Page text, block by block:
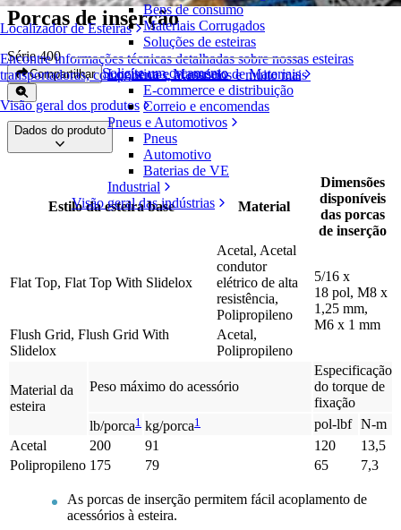
Localizador de Esteiras
Encontre informações técnicas detalhadas sobre nossas esteiras
transportadoras, componentes, acessórios e muito mais
Visão geral dos produtos
Bens de consumo
Materiais Corrugados
Soluções de esteiras
Logística e Manuseio de Materiais
E-commerce e distribuição
Correio e encomendas
Pneus e Automotivos
Pneus
Automotivo
Baterias de VE
Industrial
Visão geral das indústrias
Porcas de inserção
Série 400
Compartilhar Solicite um orçamento
Dados do produto
Estilo da esteira base Material
Dimensões
disponíveis
das porcas
de inserção
Flat Top, Flat Top With Slidelox
Acetal, Acetal
condutor
elétrico de alta
resistência,
Polipropileno
5/16 x
18 pol, M8 x
1,25 mm,
M6 x 1 mm
Flush Grid, Flush Grid With
Slidelox
Acetal,
Polipropileno
Material da
esteira
Peso máximo do acessório
Especificação
do torque de
fixação
lb/porca1 kg/porca1 pol-lbf N-m
Acetal
200 91 120
13,5
Polipropileno 175 79 65 7,3
As porcas de inserção permitem fácil acoplamento de
acessórios à esteira.